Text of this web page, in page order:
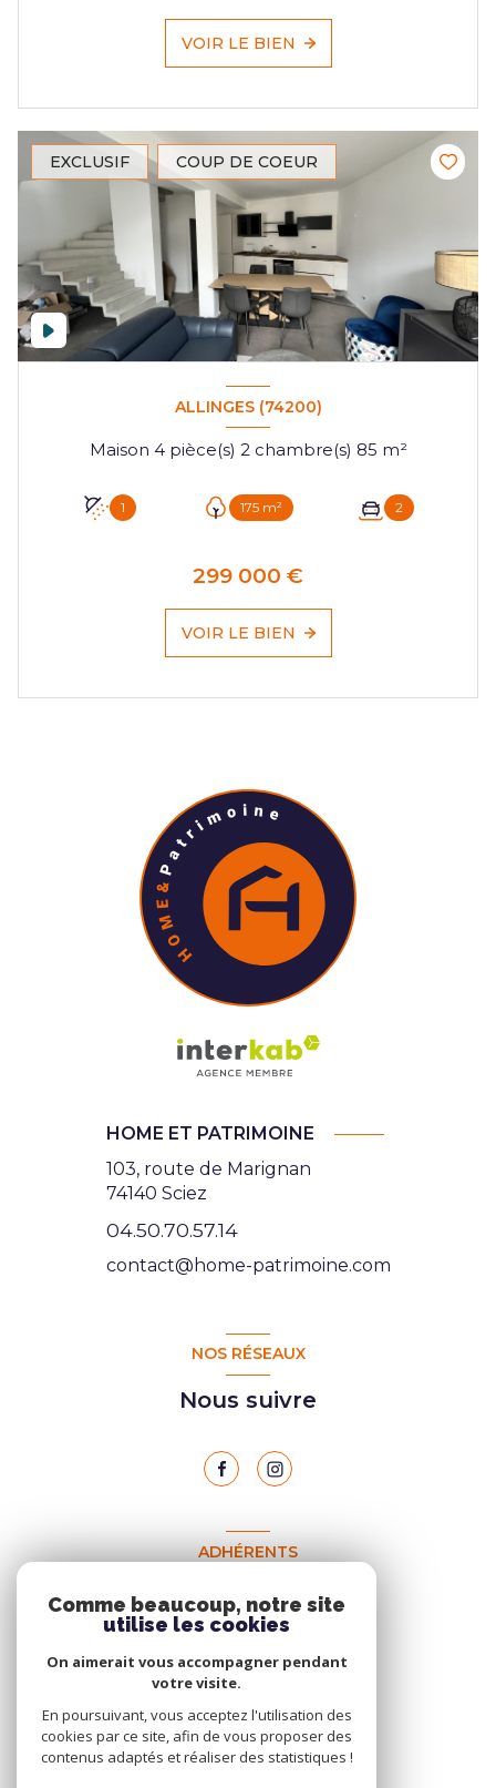
VOIR LE BIEN
EXCLUSIF COUP DE COEUR
ALLINGES (74200)
Maison 4 pièce(s) 2 chambre(s) 85 m²
1 175 m² 2
299 000 €
VOIR LE BIEN
HOME ET PATRIMOINE
103, route de Marignan
74140 Sciez
04.50.70.57.14
contact@home-patrimoine.com
NOS RÉSEAUX
Nous suivre
ADHÉRENTS
Nous adhérons
Comme beaucoup, notre site
utilise les cookies
On aimerait vous accompagner pendant
votre visite.
En poursuivant, vous acceptez l'utilisation des
cookies par ce site, afin de vous proposer des
contenus adaptés et réaliser des statistiques !